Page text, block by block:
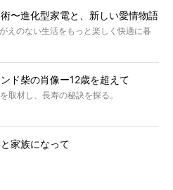
術〜進化型家電と、新しい愛情物語
えのない生活をもっと楽しく快適に暮
ンド柴の肖像ー12歳を超えて
取材し、長寿の秘訣を探る。
と家族になって